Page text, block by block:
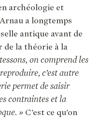
archéologie et
a longtemps
antique avant de
de la théorie à la
on comprend les
c’est autre
permet de saisir
contraintes et la
» C’est ce qu’on